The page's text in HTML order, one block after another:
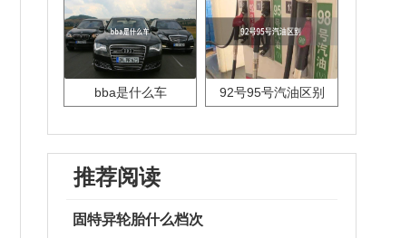
bba是什么车 92号95号汽油区别
推荐阅读
固特异轮胎什么档次